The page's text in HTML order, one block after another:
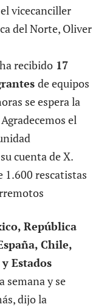
vicecanciller
del Norte, Oliver
recibido 17
de equipos
se espera la
el
cuenta de X.
República
Chile,
Estados
semana y se
dijo la